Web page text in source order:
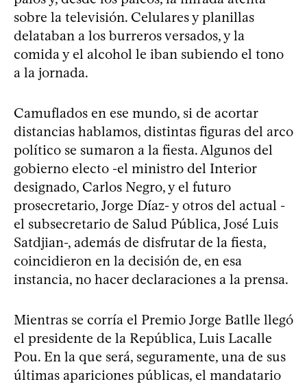
sobre la televisión. Celulares y planillas
delataban a los burreros versados, y la
comida y el alcohol le iban subiendo el tono
a la jornada.
Camuflados en ese mundo, si de acortar
distancias hablamos, distintas figuras del arco
político se sumaron a la fiesta. Algunos del
gobierno electo -el ministro del Interior
designado, Carlos Negro, y el futuro
prosecretario, Jorge Díaz- y otros del actual -
el subsecretario de Salud Pública, José Luis
Satdjian-, además de disfrutar de la fiesta,
coincidieron en la decisión de, en esa
instancia, no hacer declaraciones a la prensa.
Mientras se corría el Premio Jorge Batlle llegó
el presidente de la República, Luis Lacalle
Pou. En la que será, seguramente, una de sus
últimas apariciones públicas, el mandatario